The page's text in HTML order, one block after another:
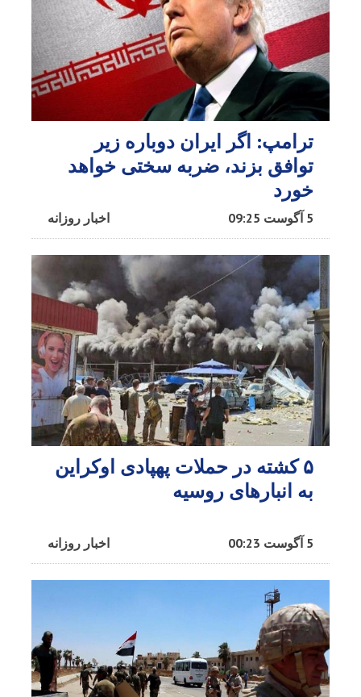
ترامپ: اگر ایران دوباره زیر
توافق بزند، ضربه سختی خواهد
خورد
اخبار روزانه 5 آگوست 09:25
۵ کشته در حملات پهپادی اوکراین
به انبارهای روسیه
اخبار روزانه 5 آگوست 00:23